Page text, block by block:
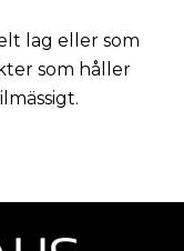
lag eller som
som håller